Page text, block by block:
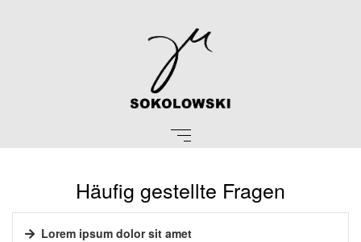
Häufig gestellte Fragen
Lorem ipsum dolor sit amet